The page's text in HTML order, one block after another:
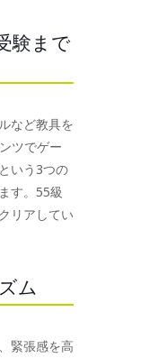
験まで
など教具を
ツでゲー
いう3つの
す。55級
リアしてい
ム
緊張感を高